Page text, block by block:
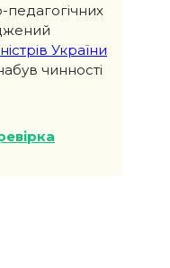
педагогічних
України
чинності